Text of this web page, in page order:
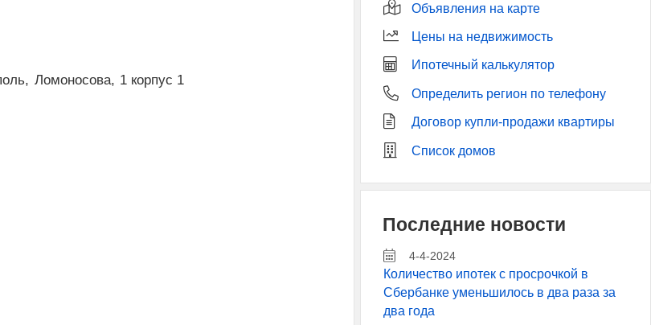
Ломоносова, 1 корпус 1
Объявления на карте
Цены на недвижимость
Ипотечный калькулятор
Определить регион по телефону
Договор купли-продажи квартиры
Список домов
Последние новости
4-4-2024
Количество ипотек с просрочкой в
Сбербанке уменьшилось в два раза за
два года